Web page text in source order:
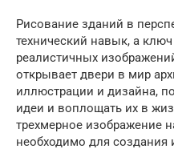
Рисование зданий в
технический навык, а
реалистичных
открывает двери в мир
иллюстрации и дизайна,
идеи и воплощать их в
трехмерное изображение
необходимо для